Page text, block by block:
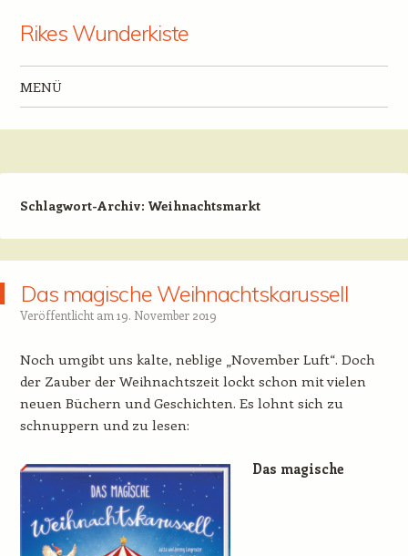
Rikes Wunderkiste
MENÜ
Schlagwort-Archiv: Weihnachtsmarkt
Das magische Weihnachtskarussell
Veröffentlicht am 19. November 2019
Noch umgibt uns kalte, neblige „November Luft“. Doch
der Zauber der Weihnachtszeit lockt schon mit vielen
neuen Büchern und Geschichten. Es lohnt sich zu
schnuppern und zu lesen:
Das magische